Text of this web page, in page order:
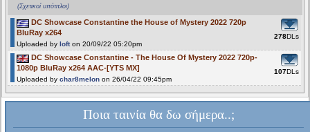
(Σχετικοί υπότιτλοι)
DC Showcase Constantine the House of Mystery 2022 720p
BluRay x264
Uploaded by lofton 20/09/22 05:20pm
278DLs
DC Showcase Constantine - The House Of Mystery 2022 720p-
1080p BluRay x264 AAC-[YTS MX]
Uploaded by char8melon on 26/04/22 09:45pm
107DLs
Ποια ταινία θα δω σήμερα..;